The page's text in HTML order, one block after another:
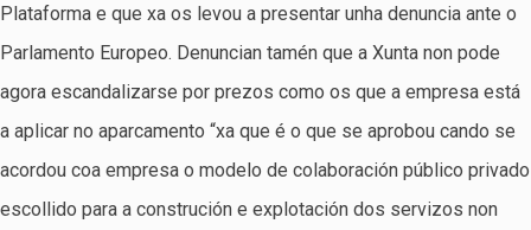
Plataforma e que xa os levou a presentar unha denuncia ante o
Parlamento Europeo. Denuncian tamén que a Xunta non pode
agora escandalizarse por prezos como os que a empresa está
a aplicar no aparcamento “xa que é o que se aprobou cando se
acordou coa empresa o modelo de colaboración público privado
escollido para a construción e explotación dos servizos non